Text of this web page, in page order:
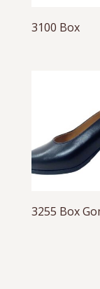
3100 Box
3255 Box